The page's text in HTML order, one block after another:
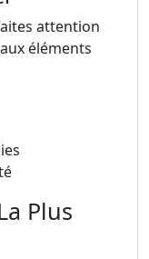
attention
aux éléments
Plus